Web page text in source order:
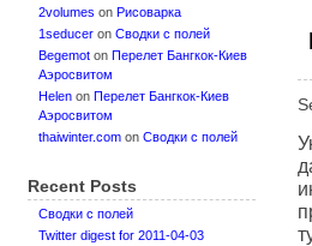
2volumes on Рисоварка
1seducer on Сводки с полей
Begemot on Перелет Бангкок-Киев
Аэросвитом
Helen on Перелет Бангкок-Киев
Аэросвитом
thaiwinter.com on Сводки с полей
Recent Posts
Сводки с полей
Twitter digest for 2011-04-03